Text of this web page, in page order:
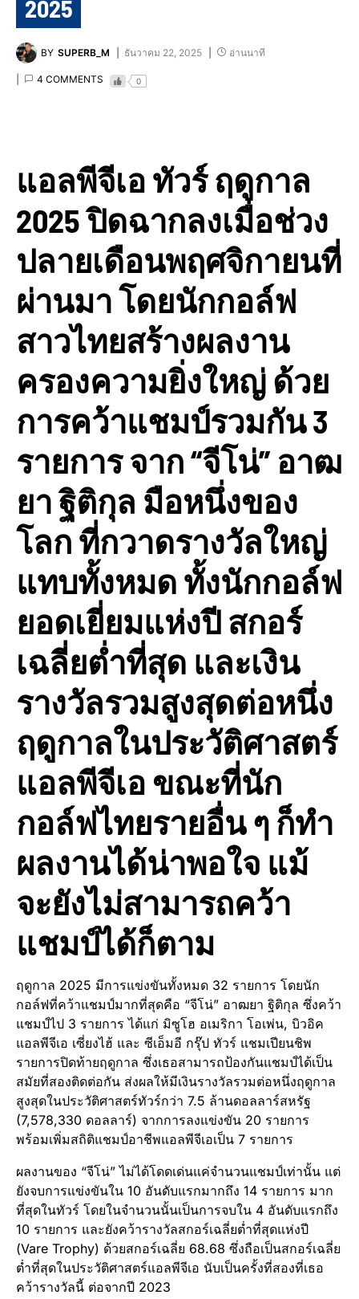
2025
BY SUPERB_M ธันวาคม 22, 2025 อ่านนาที
4 COMMENTS 0
แอลพีจีเอ ทัวร์ ฤดูกาล
2025 ปิดฉากลงเมื่อช่วง
ปลายเดือนพฤศจิกายนที่
ผ่านมา โดยนักกอล์ฟ
สาวไทยสร้างผลงาน
ครองความยิ่งใหญ่ ด้วย
การคว้าแชมป์รวมกัน 3
รายการ จาก “จีโน่” อาฒ
ยา ฐิติกุล มือหนึ่งของ
โลก ที่กวาดรางวัลใหญ่
แทบทั้งหมด ทั้งนักกอล์ฟ
ยอดเยี่ยมแห่งปี สกอร์
เฉลี่ยต่ำที่สุด และเงิน
รางวัลรวมสูงสุดต่อหนึ่ง
ฤดูกาลในประวัติศาสตร์
แอลพีจีเอ ขณะที่นัก
กอล์ฟไทยรายอื่น ๆ ก็ทำ
ผลงานได้น่าพอใจ แม้
จะยังไม่สามารถคว้า
แชมป์ได้ก็ตาม
ฤดูกาล 2025 มีการแข่งขันทั้งหมด 32 รายการ โดยนัก
กอล์ฟที่คว้าแชมป์มากที่สุดคือ “จีโน่” อาฒยา ฐิติกุล ซึ่งคว้า
แชมป์ไป 3 รายการ ได้แก่ มิซูโฮ อเมริกา โอเพ่น, บิวอิค
แอลพีจีเอ เซี่ยงไฮ้ และ ซีเอ็มอี กรุ๊ป ทัวร์ แชมเปียนชิพ
รายการปิดท้ายฤดูกาล ซึ่งเธอสามารถป้องกันแชมป์ได้เป็น
สมัยที่สองติดต่อกัน ส่งผลให้มีเงินรางวัลรวมต่อหนึ่งฤดูกาล
สูงสุดในประวัติศาสตร์ทัวร์กว่า 7.5 ล้านดอลลาร์สหรัฐ
(7,578,330 ดอลลาร์) จากการลงแข่งขัน 20 รายการ
พร้อมเพิ่มสถิติแชมป์อาชีพแอลพีจีเอเป็น 7 รายการ
ผลงานของ “จีโน่” ไม่ได้โดดเด่นแค่จำนวนแชมป์เท่านั้น แต่
ยังจบการแข่งขันใน 10 อันดับแรกมากถึง 14 รายการ มาก
ที่สุดในทัวร์ โดยในจำนวนนั้นเป็นการจบใน 4 อันดับแรกถึง
10 รายการ และยังคว้ารางวัลสกอร์เฉลี่ยต่ำที่สุดแห่งปี
(Vare Trophy) ด้วยสกอร์เฉลี่ย 68.68 ซึ่งถือเป็นสกอร์เฉลี่ย
ต่ำที่สุดในประวัติศาสตร์แอลพีจีเอ นับเป็นครั้งที่สองที่เธอ
คว้ารางวัลนี้ ต่อจากปี 2023